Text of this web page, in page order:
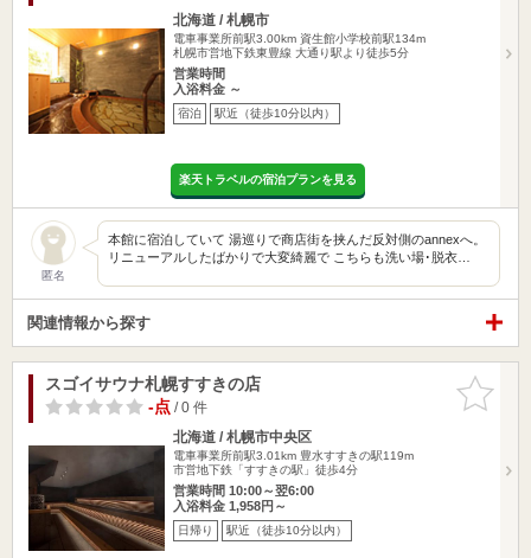
北海道 / 札幌市
電車事業所前駅3.00km 資生館小学校前駅134m
札幌市営地下鉄東豊線 大通り駅より徒歩5分
営業時間
入浴料金 ～
宿泊 駅近（徒歩10分以内）
楽天トラベルの宿泊プランを見る
匿名
本館に宿泊していて 湯巡りで商店街を挟んだ反対側のannexへ。
リニューアルしたばかりで大変綺麗で こちらも洗い場･脱衣…
関連情報から探す
お気に入
りに追加
スゴイサウナ札幌すすきの店
-点/ 0 件
北海道 / 札幌市中央区
電車事業所前駅3.01km 豊水すすきの駅119m
市営地下鉄「すすきの駅」徒歩4分
営業時間 10:00～翌6:00
入浴料金 1,958円～
日帰り 駅近（徒歩10分以内）